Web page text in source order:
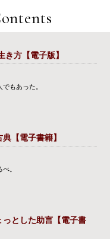
方【電子版】
もあった。
【電子書籍】
。
とした助言【電子書